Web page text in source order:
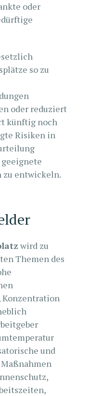
oder
so zu
oder reduziert
künftig noch
Risiken in
zu entwickeln.
wird zu
Themen des
und